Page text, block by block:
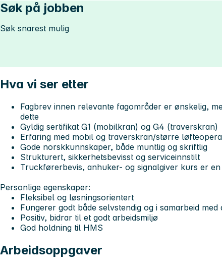
Søk på jobben
Søk snarest mulig
Hva vi ser etter
Fagbrev innen relevante fagområder er ønskelig,
dette
Gyldig sertifikat G1 (mobilkran) og G4 (traverskran)
Erfaring med mobil og traverskran/større
Gode norskkunnskaper, både muntlig og skriftlig
Strukturert, sikkerhetsbevisst og serviceinnstilt
Truckførerbevis, anhuker- og signalgiver kurs er
Personlige egenskaper:
Fleksibel og løsningsorientert
Fungerer godt både selvstendig og i samarbeid med
Positiv, bidrar til et godt arbeidsmiljø
God holdning til HMS
Arbeidsoppgaver